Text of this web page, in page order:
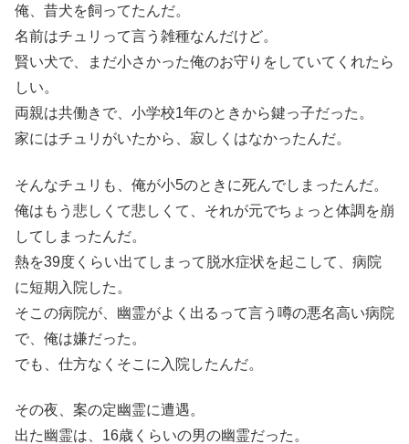
俺、昔犬を飼ってたんだ。
名前はチュリって言う雑種なんだけど。
賢い犬で、まだ小さかった俺のお守りをしていてくれたら
しい。
両親は共働きで、小学校1年のときから鍵っ子だった。
家にはチュリがいたから、寂しくはなかったんだ。
そんなチュリも、俺が小5のときに死んでしまったんだ。
俺はもう悲しくて悲しくて、それが元でちょっと体調を崩
してしまったんだ。
熱を39度くらい出てしまって脱水症状を起こして、病院
に短期入院した。
そこの病院が、幽霊がよく出るって言う噂の悪名高い病院
で、俺は嫌だった。
でも、仕方なくそこに入院したんだ。
その夜、案の定幽霊に遭遇。
出た幽霊は、16歳くらいの男の幽霊だった。